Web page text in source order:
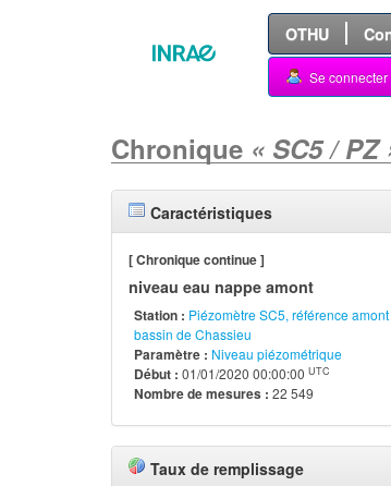
OTHU
Se connecter
Chronique « SC5 / PZ
Caractéristiques
[ Chronique continue ]
niveau eau nappe amont
Station : Piézomètre SC5, référence
bassin de Chassieu
Paramètre : Niveau piézométrique
Début : 01/01/2020 00:00:00 UTC
Nombre de mesures : 22 549
Taux de remplissage